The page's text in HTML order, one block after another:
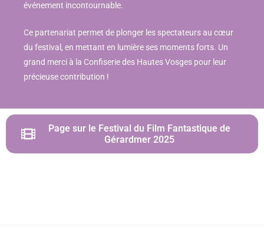
événement incontournable.
Ce partenariat permet de plonger les spectateurs au cœur
du festival, en mettant en lumière ses moments forts. Un
grand merci à la Confiserie des Hautes Vosges pour leur
précieuse contribution !
Page sur le Festival du Film Fantastique de
Gérardmer 2025